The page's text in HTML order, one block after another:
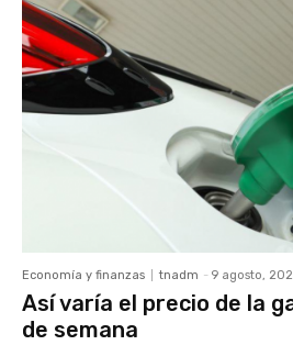
Economía y finanzas tnadm - 9 agosto,
Así varía el precio de la
de semana